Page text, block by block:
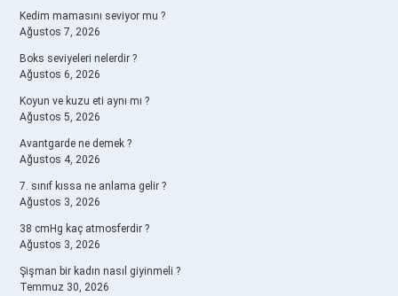
Kedim mamasını seviyor mu ?
Ağustos 7, 2026
Boks seviyeleri nelerdir ?
Ağustos 6, 2026
Koyun ve kuzu eti aynı mı ?
Ağustos 5, 2026
Avantgarde ne demek ?
Ağustos 4, 2026
7. sınıf kıssa ne anlama gelir ?
Ağustos 3, 2026
38 cmHg kaç atmosferdir ?
Ağustos 3, 2026
Şişman bir kadın nasıl giyinmeli ?
Temmuz 30, 2026